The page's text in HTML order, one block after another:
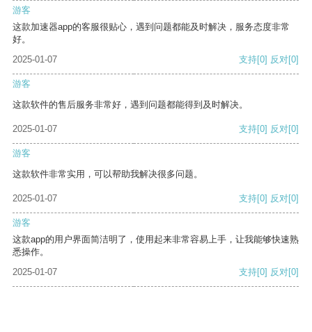
游客
这款加速器app的客服很贴心，遇到问题都能及时解决，服务态度非常
好。
2025-01-07
支持[0] 反对[0]
游客
这款软件的售后服务非常好，遇到问题都能得到及时解决。
2025-01-07 支持[0] 反对[0]
游客
这款软件非常实用，可以帮助我解决很多问题。
2025-01-07 支持[0] 反对[0]
游客
这款app的用户界面简洁明了，使用起来非常容易上手，让我能够快速熟
悉操作。
2025-01-07
支持[0] 反对[0]